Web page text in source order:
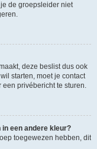
de groepsleider niet
deze beslist dus ook
starten, moet je contact
privébericht te sturen.
een andere kleur?
toegewezen hebben, dit